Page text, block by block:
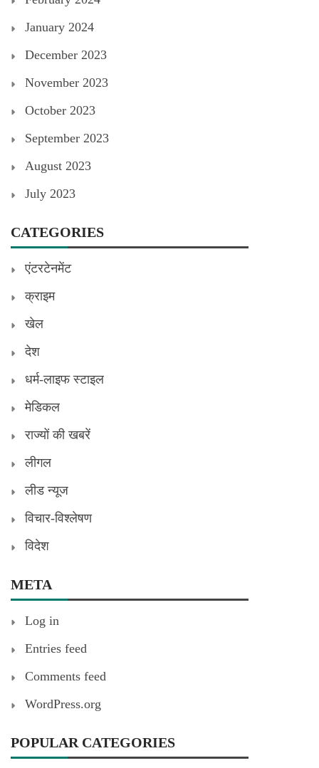
January 2024
December 2023
November 2023
October 2023
September 2023
August 2023
July 2023
CATEGORIES
एंटरटेनमेंट
क्राइम
खेल
देश
धर्म-लाइफ स्टाइल
मेडिकल
राज्यों की खबरें
लीगल
लीड न्यूज
विचार-विश्लेषण
विदेश
META
Log in
Entries feed
Comments feed
WordPress.org
POPULAR CATEGORIES